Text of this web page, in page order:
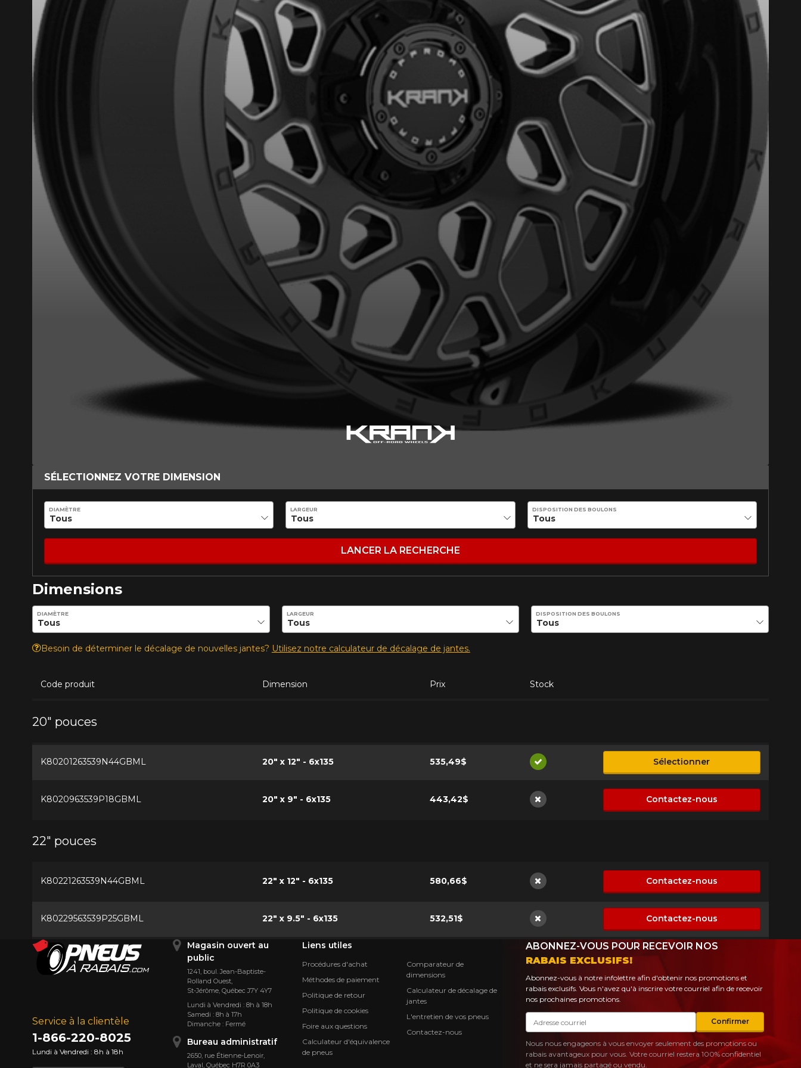
SÉLECTIONNEZ VOTRE DIMENSION
DIAMÈTRE LARGEUR DISPOSITION DES BOULONS
LANCER LA RECHERCHE
Dimensions
Entrez les dimensions souhaitées pour vérifier la disponibilité de ce produit.
DIAMÈTRE LARGEUR DISPOSITION DES BOULONS
Besoin de déterminer le décalage de nouvelles jantes? Utilisez notre calculateur de décalage de jantes.
Code produit Dimension Prix Stock
20" pouces
K80201263539N44GBML 20" x 12" - 6x135 535,49$
Disponible
Sélectionner
K8020963539P18GBML 20" x 9" - 6x135 443,42$
Non disponible
Contactez-nous
22" pouces
K80221263539N44GBML 22" x 12" - 6x135 580,66$
Non disponible
Contactez-nous
K80229563539P25GBML 22" x 9.5" - 6x135 532,51$
Non disponible
Contactez-nous
Service à la clientèle
1-866-220-8025
Lundi à Vendredi : 8h à 18h
Magasin ouvert au
public
1241, boul. Jean-Baptiste-
Rolland Ouest,
St⁠-⁠Jérôme, Québec J7Y 4Y7
Lundi à Vendredi : 8h à 18h
Samedi : 8h à 17h
Dimanche : Fermé
Bureau administratif
2650, rue Étienne⁠-⁠Lenoir,
Laval, Québec H7R 0A3
Liens utiles
Procédures d'achat
Méthodes de paiement
Politique de retour
Politique de cookies
Foire aux questions
Calculateur d'équivalence
de pneus
Comparateur de
dimensions
Calculateur de décalage de
jantes
L'entretien de vos pneus
Contactez-nous
ABONNEZ-VOUS POUR RECEVOIR NOS
RABAIS EXCLUSIFS!
Abonnez-vous à notre infolettre afin d'obtenir nos promotions et
rabais exclusifs. Vous n'avez qu'à inscrire votre courriel afin de recevoir
nos prochaines promotions.
Courriel
Confirmer
Nous nous engageons à vous envoyer seulement des promotions ou
rabais avantageux pour vous. Votre courriel restera 100% confidentiel
et ne sera jamais partagé ou vendu.
VOICI LES DIMENSIONS POUR VOTRE VÉHICULE
Que magasinez-vous?
Malheureusement, aucun résultat ne convenant parfaitement à votre recherche n'est disponible en ligne
présentement. Nous aimerions vous aider à trouver le produit qu'il vous faut. N'hésitez pas à contacter notre
service à la clientèle, qui se fera un plaisir de rechercher des options pour votre configuration.
1-866-220-8025
*Attention cette dimension représente une possibilité d'équipement pour votre véhicule, vous devez vérifier l'exactitude de l'information sur votre
véhicule directement avant de commander.